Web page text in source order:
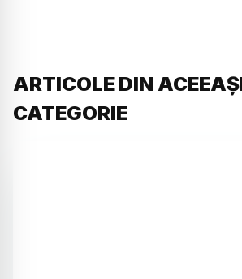
ARTICOLE DIN
CATEGORIE